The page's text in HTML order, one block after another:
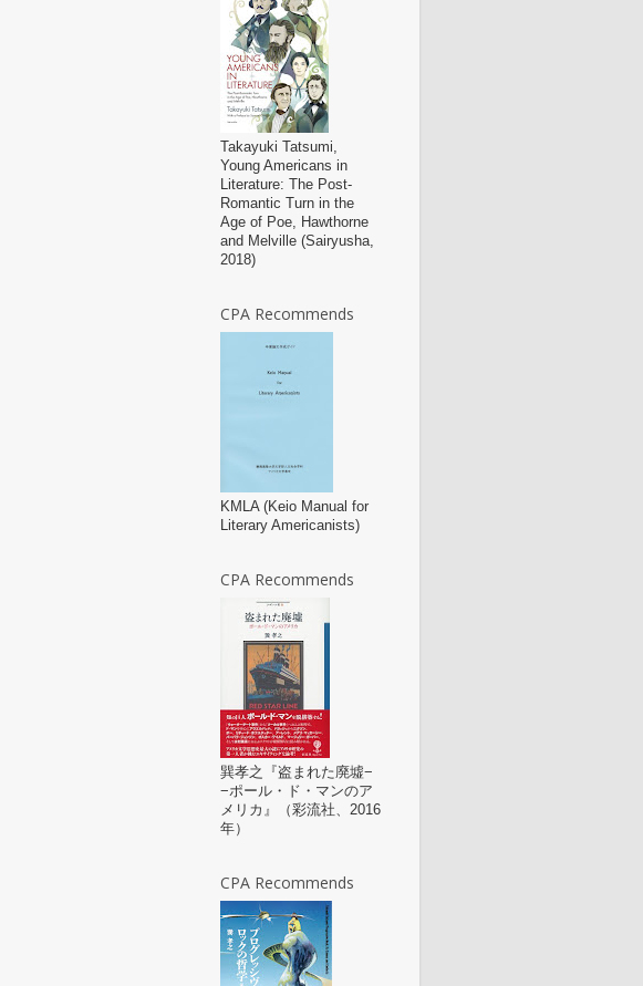
Takayuki Tatsumi,
Young Americans in
Literature: The Post-
Romantic Turn in the
Age of Poe, Hawthorne
and Melville (Sairyusha,
2018)
CPA Recommends
KMLA (Keio Manual for
Literary Americanists)
CPA Recommends
巽孝之『盗まれた廃墟−
−ポール・ド・マンのア
メリカ』（彩流社、2016
年）
CPA Recommends